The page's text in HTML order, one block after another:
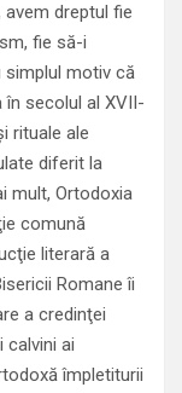
avem dreptul fie
fie să-i
simplul motiv că
secolul al XVII-
rituale ale
diferit la
mult, Ortodoxia
comună
literară a
Romane îi
a credinţei
calvini ai
împletiturii